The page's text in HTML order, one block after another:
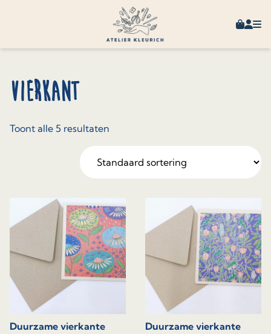
Mijn
vierkant
Toont alle 5 resultaten
Duurzame vierkante
Duurzame vierkante